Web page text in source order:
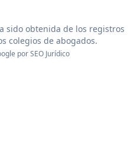
sido obtenida de los registros
colegios de abogados.
porSEO Jurídico